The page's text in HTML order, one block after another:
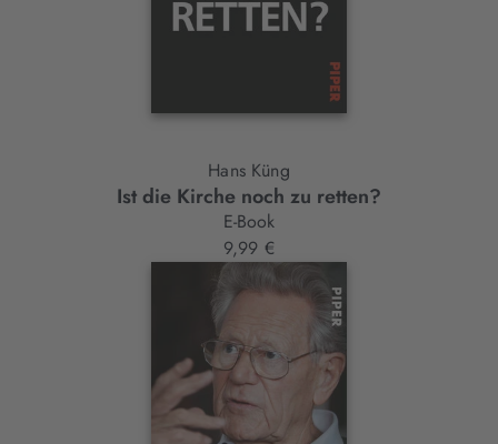
Hans Küng
Ist die Kirche noch zu retten?
E-Book
9,99 €